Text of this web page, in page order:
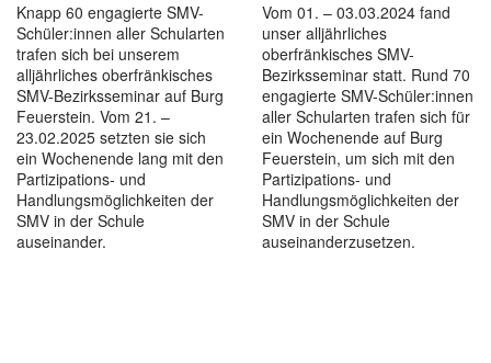
Knapp 60 engagierte SMV-
Schüler:innen aller Schularten
trafen sich bei unserem
alljährliches oberfränkisches
SMV-Bezirksseminar auf Burg
Feuerstein. Vom 21. –
23.02.2025 setzten sie sich
ein Wochenende lang mit den
Partizipations- und
Handlungsmöglichkeiten der
SMV in der Schule
auseinander.
Vom 01. – 03.03.2024 fand
unser alljährliches
oberfränkisches SMV-
Bezirksseminar statt. Rund 70
engagierte SMV-Schüler:innen
aller Schularten trafen sich für
ein Wochenende auf Burg
Feuerstein, um sich mit den
Partizipations- und
Handlungsmöglichkeiten der
SMV in der Schule
auseinanderzusetzen.